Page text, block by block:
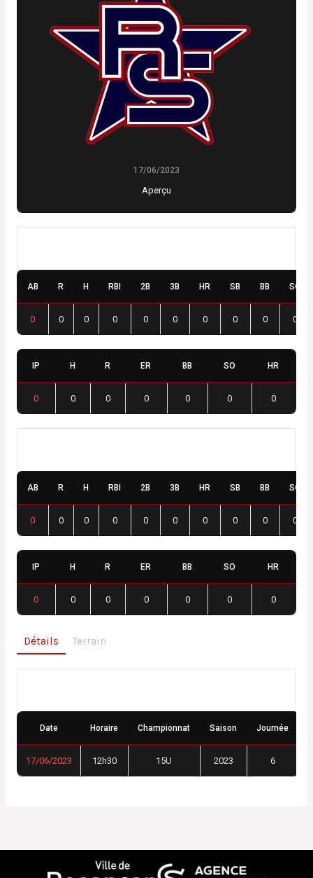
17/06/2023
Aperçu
AB R H RBI 2B 3B HR SB BB SO
0 0 0 0 0 0 0 0 0 0
IP H R ER BB SO HR
0 0 0 0 0 0 0
AB R H RBI 2B 3B HR SB BB SO
0 0 0 0 0 0 0 0 0 0
IP H R ER BB SO HR
0 0 0 0 0 0 0
Détails Terrain
Date Horaire Championnat Saison Journée
17/06/2023 12h30 15U 2023 6